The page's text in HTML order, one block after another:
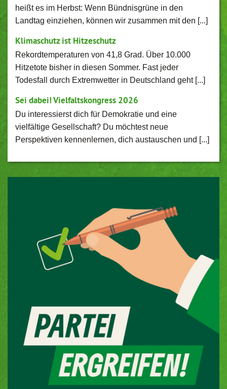
heißt es im Herbst: Wenn Bündnisgrüne in den
Landtag einziehen, können wir zusammen mit den [...]
Klimaschutz ist Hitzeschutz
Rekordtemperaturen von 41,8 Grad. Über 10.000
Hitzetote bisher in diesen Sommer. Fast jeder
Todesfall durch Extremwetter in Deutschland geht [...]
Sei dabei! Vielfaltskongress 2026
Du interessierst dich für Demokratie und eine
vielfältige Gesellschaft? Du möchtest neue
Perspektiven kennenlernen, dich austauschen und [...]